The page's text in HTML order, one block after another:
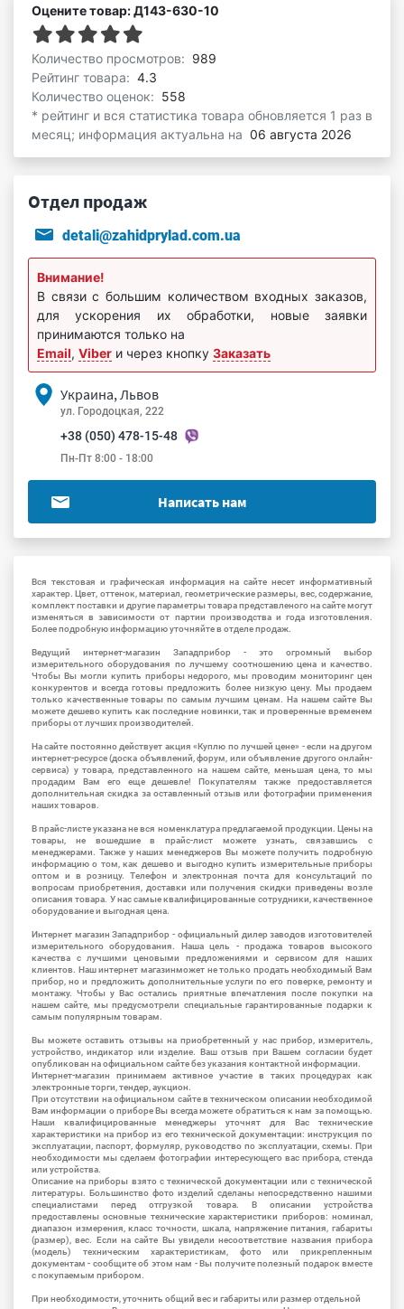
Оцените товар: Д143-630-10
Количество просмотров: 989
Рейтинг товара: 4.3
Количество оценок: 558
* рейтинг и вся статистика товара обновляется 1 раз в
месяц; информация актуальна на 06 августа 2026
Отдел продаж
detali@zahidprylad.com.ua
Внимание!
В связи с большим количеством входных заказов,
для ускорения их обработки, новые заявки
принимаются только на
Email, Viber и через кнопку Заказать
Украина, Львов
ул. Городоцкая, 222
+38 (050) 478-15-48
Пн-Пт 8:00 - 18:00
Написать нам
Вся текстовая и графическая информация на сайте несет информативный
характер. Цвет, оттенок, материал, геометрические размеры, вес, содержание,
комплект поставки и другие параметры товара представленого на сайте могут
изменяться в зависимости от партии производства и года изготовления.
Более подробную информацию уточняйте в отделе продаж.
Ведущий интернет-магазин Западприбор - это огромный выбор
измерительного оборудования по лучшему соотношению цена и качество.
Чтобы Вы могли купить приборы недорого, мы проводим мониторинг цен
конкурентов и всегда готовы предложить более низкую цену. Мы продаем
только качественные товары по самым лучшим ценам. На нашем сайте Вы
можете дешево купить как последние новинки, так и проверенные временем
приборы от лучших производителей.
На сайте постоянно действует акция «Куплю по лучшей цене» - если на другом
интернет-ресурсе (доска объявлений, форум, или объявление другого онлайн-
сервиса) у товара, представленного на нашем сайте, меньшая цена, то мы
продадим Вам его еще дешевле! Покупателям также предоставляется
дополнительная скидка за оставленный отзыв или фотографии применения
наших товаров.
В прайс-листе указана не вся номенклатура предлагаемой продукции. Цены на
товары, не вошедшие в прайс-лист можете узнать, связавшись с
менеджерами. Также у наших менеджеров Вы можете получить подробную
информацию о том, как дешево и выгодно купить измерительные приборы
оптом и в розницу. Телефон и электронная почта для консультаций по
вопросам приобретения, доставки или получения скидки приведены возле
описания товара. У нас самые квалифицированные сотрудники, качественное
оборудование и выгодная цена.
Интернет магазин Западприбор - официальный дилер заводов изготовителей
измерительного оборудования. Наша цель - продажа товаров высокого
качества с лучшими ценовыми предложениями и сервисом для наших
клиентов. Наш интернет магазинможет не только продать необходимый Вам
прибор, но и предложить дополнительные услуги по его поверке, ремонту и
монтажу. Чтобы у Вас остались приятные впечатления после покупки на
нашем сайте, мы предусмотрели специальные гарантированные подарки к
самым популярным товарам.
Вы можете оставить отзывы на приобретенный у нас прибор, измеритель,
устройство, индикатор или изделие. Ваш отзыв при Вашем согласии будет
опубликован на официальном сайте без указания контактной информации.
Интернет-магазин принимаем активное участие в таких процедурах как
электронные торги, тендер, аукцион.
При отсутствии на официальном сайте в техническом описании необходимой
Вам информации о приборе Вы всегда можете обратиться к нам за помощью.
Наши квалифицированные менеджеры уточнят для Вас технические
характеристики на прибор из его технической документации: инструкция по
эксплуатации, паспорт, формуляр, руководство по эксплуатации, схемы. При
необходимости мы сделаем фотографии интересующего вас прибора, стенда
или устройства.
Описание на приборы взято с технической документации или с технической
литературы. Большинство фото изделий сделаны непосредственно нашими
специалистами перед отгрузкой товара. В описании устройства
предоставлены основные технические характеристики приборов: номинал,
диапазон измерения, класс точности, шкала, напряжение питания, габариты
(размер), вес. Если на сайте Вы увидели несоответствие названия прибора
(модель) техническим характеристикам, фото или прикрепленным
документам - сообщите об этом нам - Вы получите полезный подарок вместе
с покупаемым прибором.
При необходимости, уточнить общий вес и габариты или размер отдельной